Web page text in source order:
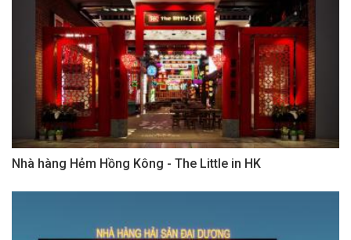
Nhà hàng Hẻm Hồng Kông - The Little in HK